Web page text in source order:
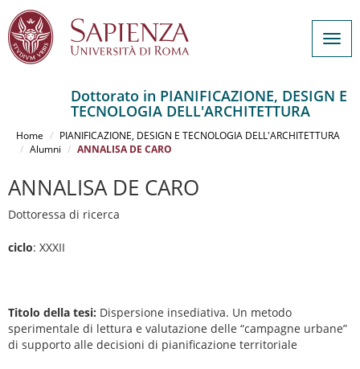
contenuto
Dottorato in PIANIFICAZIONE, DESIGN E
TECNOLOGIA DELL'ARCHITETTURA
Home
PIANIFICAZIONE, DESIGN E TECNOLOGIA DELL'ARCHITETTURA
Alumni
ANNALISA DE CARO
ANNALISA DE CARO
Dottoressa di ricerca
ciclo: XXXII
Titolo della tesi: Dispersione insediativa. Un metodo
sperimentale di lettura e valutazione delle “campagne urbane”
di supporto alle decisioni di pianificazione territoriale